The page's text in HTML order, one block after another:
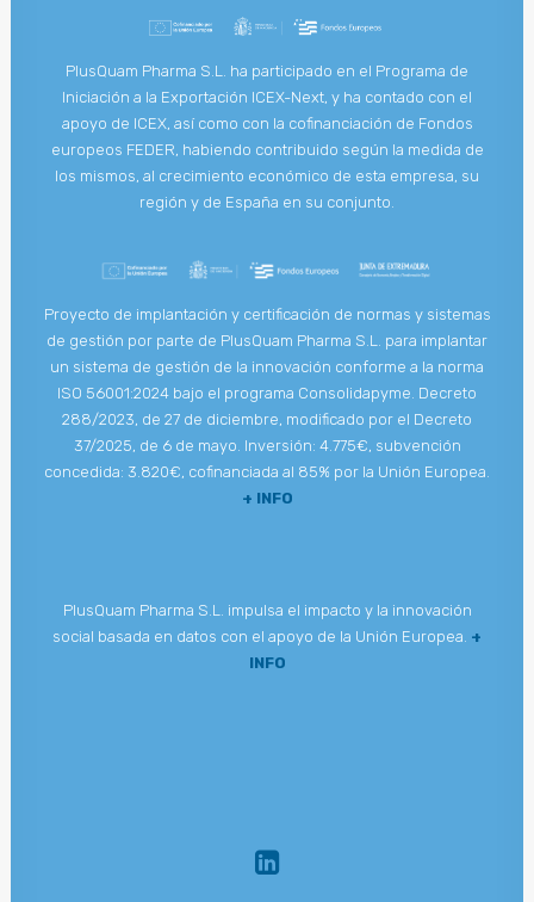
PlusQuam Pharma S.L. ha participado en el Programa de
Iniciación a la Exportación ICEX-Next, y ha contado con el
apoyo de ICEX, así como con la cofinanciación de Fondos
europeos FEDER, habiendo contribuido según la medida de
los mismos, al crecimiento económico de esta empresa, su
región y de España en su conjunto.
Proyecto de implantación y certificación de normas y sistemas
de gestión por parte de PlusQuam Pharma S.L. para implantar
un sistema de gestión de la innovación conforme a la norma
ISO 56001:2024 bajo el programa Consolidapyme. Decreto
288/2023, de 27 de diciembre, modificado por el Decreto
37/2025, de 6 de mayo. Inversión: 4.775€, subvención
concedida: 3.820€, cofinanciada al 85% por la Unión Europea.
+ INFO
PlusQuam Pharma S.L. impulsa el impacto y la innovación
social basada en datos con el apoyo de la Unión Europea. +
INFO